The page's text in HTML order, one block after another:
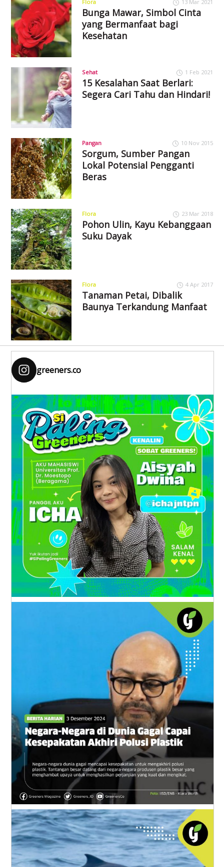
Flora 13 Mar 2021
Bunga Mawar, Simbol Cinta
yang Bermanfaat bagi
Kesehatan
Sehat 1 Feb 2021
15 Kesalahan Saat Berlari:
Segera Cari Tahu dan Hindari!
Pangan 10 Nov 2015
Sorgum, Sumber Pangan
Lokal Potensial Pengganti
Beras
Flora 23 Mar 2018
Pohon Ulin, Kayu Kebanggaan
Suku Dayak
Flora 4 Apr 2017
Tanaman Petai, Dibalik
Baunya Terkandung Manfaat
greeners.co